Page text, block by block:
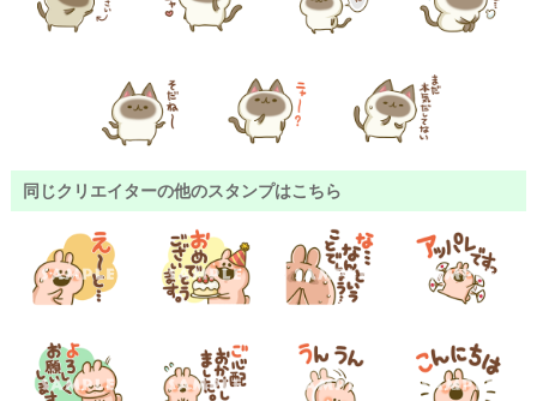
同じクリエイターの他のスタンプはこちら